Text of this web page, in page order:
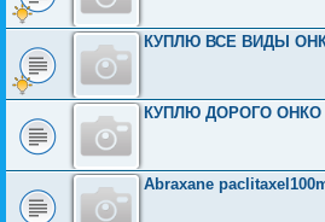
КУПЛЮ ВСЕ ВИДЫ
КУПЛЮ ДОРОГО ОНКО
Abraxane